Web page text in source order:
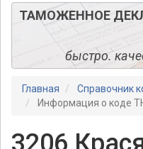
ТАМОЖЕННОЕ
быстро.
Главная
Справочник
Информация о коде